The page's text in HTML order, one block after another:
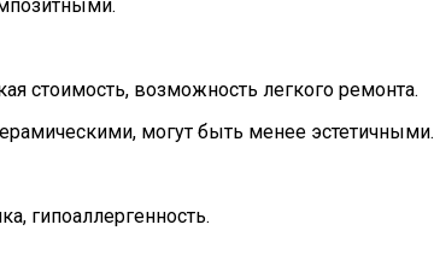
стоимость, возможность легкого ремонта.
могут быть менее эстетичными.
гипоаллергенность.